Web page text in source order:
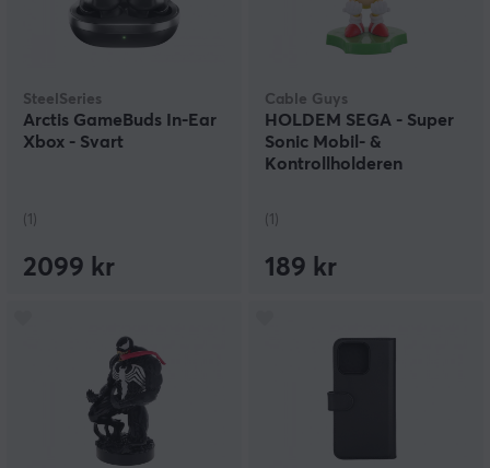
SteelSeries
Arctis GameBuds In-Ear
Xbox - Svart
(1)
2099 kr
Cable Guys
HOLDEM SEGA - Super
Sonic Mobil- &
Kontrollholderen
(1)
189 kr